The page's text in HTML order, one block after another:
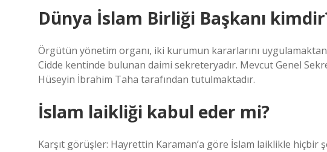
Dünya İslam Birliği Başkanı
Örgütün yönetim organı, iki kurumun kararlarını
Cidde kentinde bulunan daimi sekreteryadır. Mevcut Genel
Hüseyin İbrahim Taha tarafından tutulmaktadır.
İslam laikliği kabul eder mi?
Karşıt görüşler: Hayrettin Karaman’a göre İslam laiklikle hiçbir